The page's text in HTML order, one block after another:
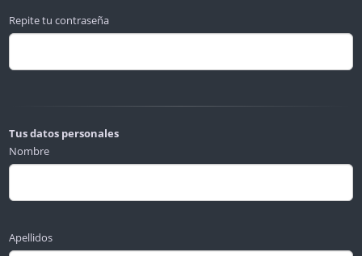
Repite tu contraseña
Tus datos personales
Nombre
Apellidos